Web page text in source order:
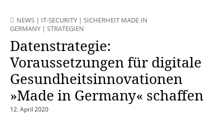
NEWS | IT-SECURITY | SICHERHEIT MADE IN
GERMANY | STRATEGIEN
Datenstrategie:
Voraussetzungen für digitale
Gesundheitsinnovationen
»Made in Germany« schaffen
12. April 2020